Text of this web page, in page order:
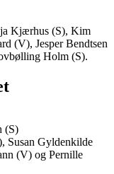
Kjærhus (S), Kim
(V), Jesper Bendtsen
Holm (S).
(S)
Susan Gyldenkilde
(V) og Pernille